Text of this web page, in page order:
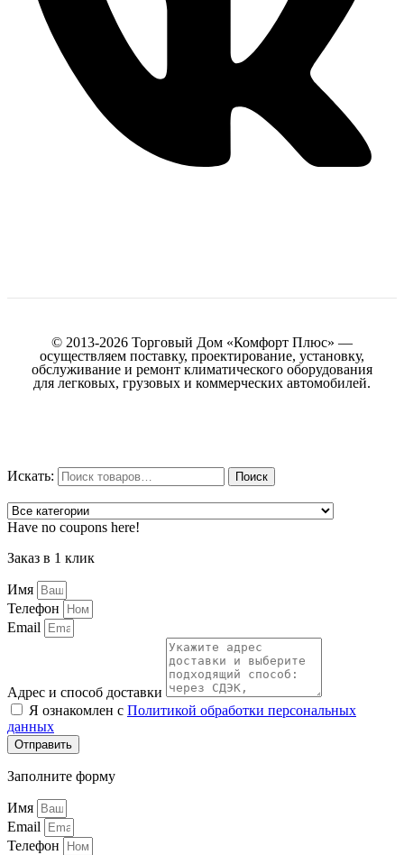
© 2013-2026 Торговый Дом «Комфорт Плюс» —
осуществляем поставку, проектирование, установку,
обслуживание и ремонт климатического оборудования
для легковых, грузовых и коммерческих автомобилей.
Искать: Поиск
Have no coupons here!
Заказ в 1 клик
Имя
Телефон
Email
Адрес и способ доставки
Я ознакомлен с Политикой обработки персональных
данных
Отправить
Заполните форму
Имя
Email
Телефон